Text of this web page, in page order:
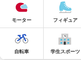
モーター フィギュア
自転車 学生スポーツ